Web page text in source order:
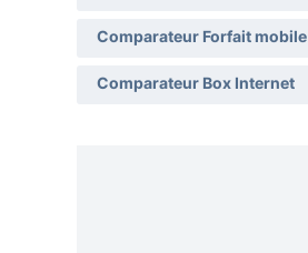
Comparateur Forfait mobile
Comparateur Box Internet